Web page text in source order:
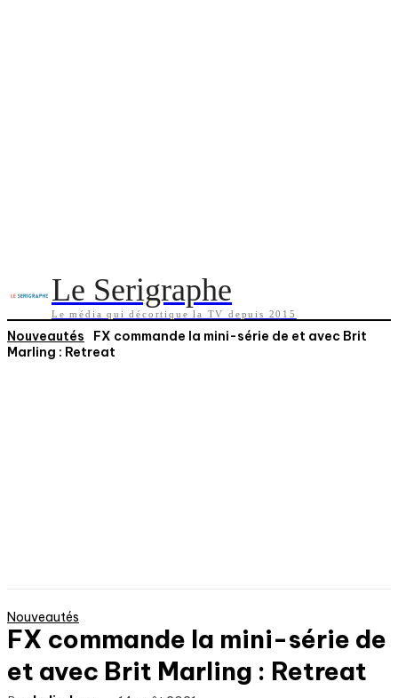
Le Serigraphe
Le média qui décortique la TV depuis 2015
Nouveautés
FX commande la mini-série de et avec Brit
Marling : Retreat
Nouveautés
FX commande la mini-série de
et avec Brit Marling : Retreat